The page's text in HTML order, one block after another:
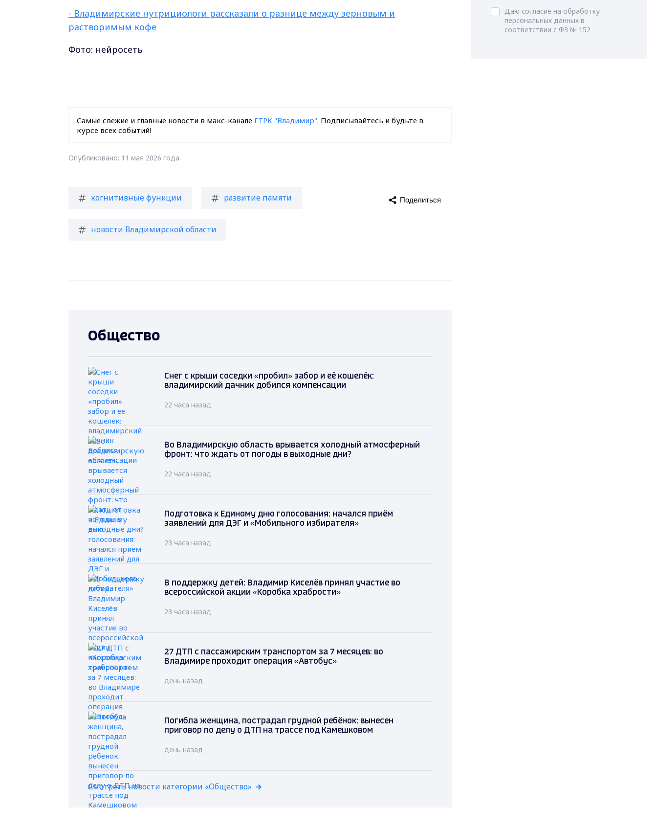
- Владимирские нутрициологи рассказали о разнице между зерновым и
растворимым кофе
Фото: нейросеть
Самые свежие и главные новости в макс-канале ГТРК "Владимир". Подписывайтесь и будьте в
курсе всех событий!
Опубликовано: 11 мая 2026 года
когнитивные функции развитие памяти
новости Владимирской области
Поделиться
Общество
Снег с крыши соседки «пробил» забор и её кошелёк:
владимирский дачник добился компенсации
22 часа назад
Во Владимирскую область врывается холодный атмосферный
фронт: что ждать от погоды в выходные дни?
22 часа назад
Подготовка к Единому дню голосования: начался приём
заявлений для ДЭГ и «Мобильного избирателя»
23 часа назад
В поддержку детей: Владимир Киселёв принял участие во
всероссийской акции «Коробка храбрости»
23 часа назад
27 ДТП с пассажирским транспортом за 7 месяцев: во
Владимире проходит операция «Автобус»
день назад
Погибла женщина, пострадал грудной ребёнок: вынесен
приговор по делу о ДТП на трассе под Камешковом
день назад
Смотреть новости категории «Общество»
Даю согласие на обработку
персональных данных в
соответствии с ФЗ № 152